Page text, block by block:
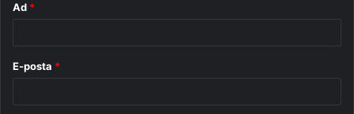
Ad *
E-posta *